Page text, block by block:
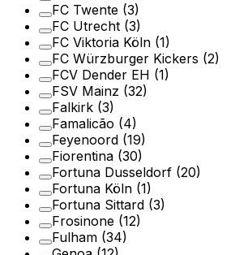
FC Twente (3)
FC Utrecht (3)
FC Viktoria Köln (1)
FC Würzburger Kickers (2)
FCV Dender EH (1)
FSV Mainz (32)
Falkirk (3)
Famalicão (4)
Feyenoord (19)
Fiorentina (30)
Fortuna Dusseldorf (20)
Fortuna Köln (1)
Fortuna Sittard (3)
Frosinone (12)
Fulham (34)